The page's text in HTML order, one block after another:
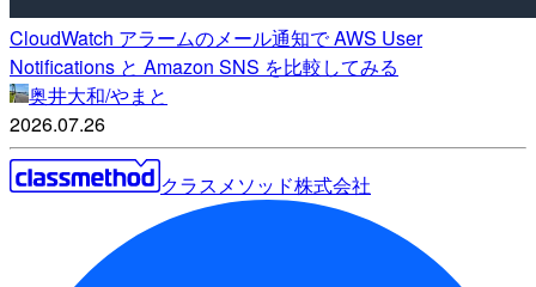
CloudWatch アラームのメール通知で AWS User
Notifications と Amazon SNS を比較してみる
奥井大和/やまと
2026.07.26
クラスメソッド株式会社